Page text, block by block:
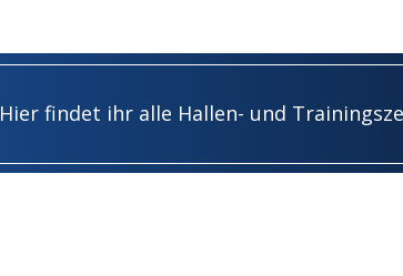
Hier findet ihr alle Hallen- und